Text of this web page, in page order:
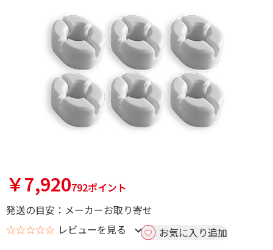
￥7,920792ポイント
発送の目安：メーカーお取り寄せ
☆☆☆☆☆ レビューを見る お気に入り追加